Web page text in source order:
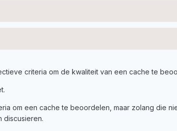
criteria om de kwaliteit van een cache te
om een cache te beoordelen, maar zolang die
discusieren.